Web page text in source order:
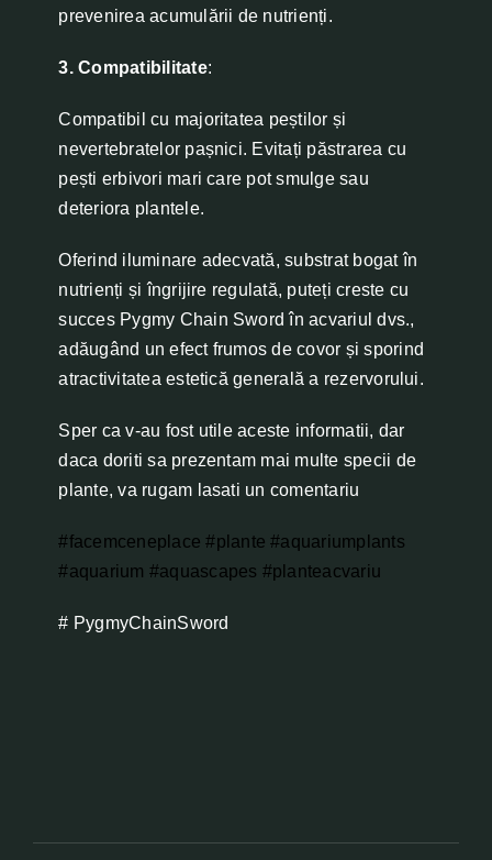
prevenirea acumulării de nutrienți.
3. Compatibilitate:
Compatibil cu majoritatea peștilor și
nevertebratelor pașnici. Evitați păstrarea cu
pești erbivori mari care pot smulge sau
deteriora plantele.
Oferind iluminare adecvată, substrat bogat în
nutrienți și îngrijire regulată, puteți creste cu
succes Pygmy Chain Sword în acvariul dvs.,
adăugând un efect frumos de covor și sporind
atractivitatea estetică generală a rezervorului.
Sper ca v-au fost utile aceste informatii, dar
daca doriti sa prezentam mai multe specii de
plante, va rugam lasati un comentariu
#facemceneplace #plante #aquariumplants
#aquarium #aquascapes #planteacvariu
# PygmyChainSword